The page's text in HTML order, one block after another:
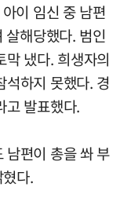
이 임신 중 남편
해당했다. 범인
막 냈다. 희생자의
석하지 못했다. 경
고 발표했다.
남편이 총을 쏴 부
다.